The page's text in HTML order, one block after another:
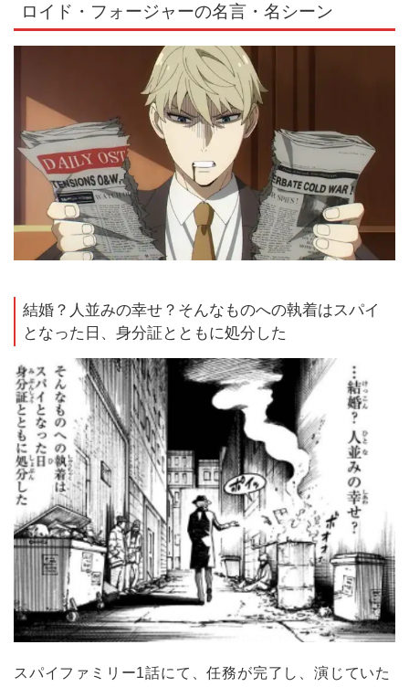
ロイド・フォージャーの名言・名シーン
結婚？人並みの幸せ？そんなものへの執着はスパイ
となった日、身分証とともに処分した
スパイファミリー1話にて、任務が完了し、演じていた